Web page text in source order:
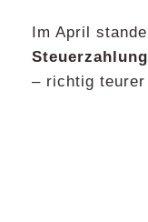
Im April
– richtig teurer